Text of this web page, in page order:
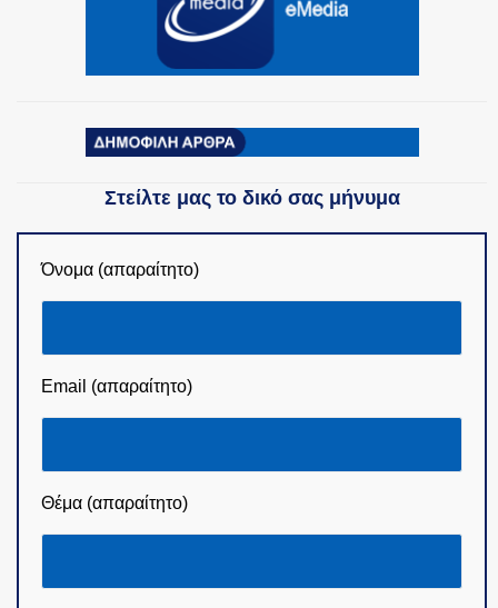
Στείλτε μας το δικό σας μήνυμα
Όνομα (απαραίτητο)
Email (απαραίτητο)
Θέμα (απαραίτητο)